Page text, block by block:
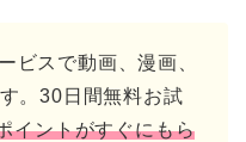
ビスで動画、漫画、
。30日間無料お試
イントがすぐにもら